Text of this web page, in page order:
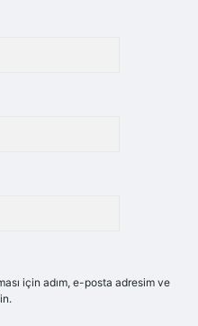
için adım, e-posta adresim ve